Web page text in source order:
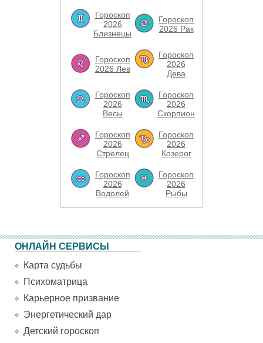
Гороскоп
2026
Близнецы
Гороскоп
2026 Рак
Гороскоп
2026 Лев
Гороскоп
2026
Дева
Гороскоп
2026
Весы
Гороскоп
2026
Скорпион
Гороскоп
2026
Стрелец
Гороскоп
2026
Козерог
Гороскоп
2026
Водолей
Гороскоп
2026
Рыбы
ОНЛАЙН СЕРВИСЫ
Карта судьбы
Психоматрица
Карьерное призвание
Энергетический дар
Детский гороскоп